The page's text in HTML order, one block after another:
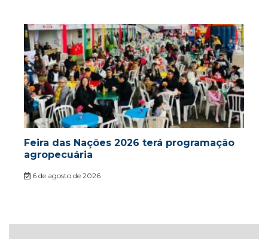
Feira das Nações 2026 terá programação
agropecuária
6 de agosto de 2026